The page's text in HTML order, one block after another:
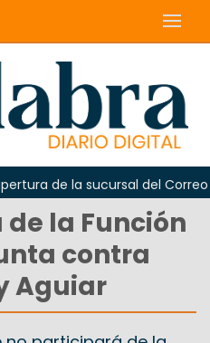
de la sucursal del Correo
de la Función
contra
Aguiar